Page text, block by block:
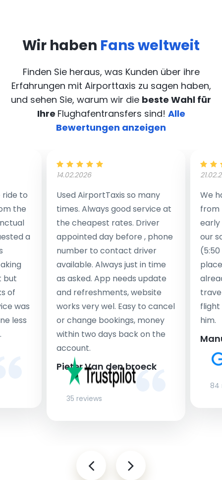
Wir haben Fans weltweit
Finden Sie heraus, was Kunden über ihre
Erfahrungen mit Airporttaxis zu sagen haben,
und sehen Sie, warum wir die beste Wahl für
Ihre Flughafentransfers sind! Alle
Bewertungen anzeigen
to
the
a
but
of
was
less
14.02.2026
Used AirportTaxis so many
times. Always good service at
the cheapest rates. Driver
appointed day before , phone
number to contact driver
available. Always just in time
as asked. App needs update
and refreshments, website
works very wel. Easy to cancel
or change bookings, money
within two days back on the
account.
Pieter Van den broeck
35 reviews
We
from
early
our
flight
him.
84